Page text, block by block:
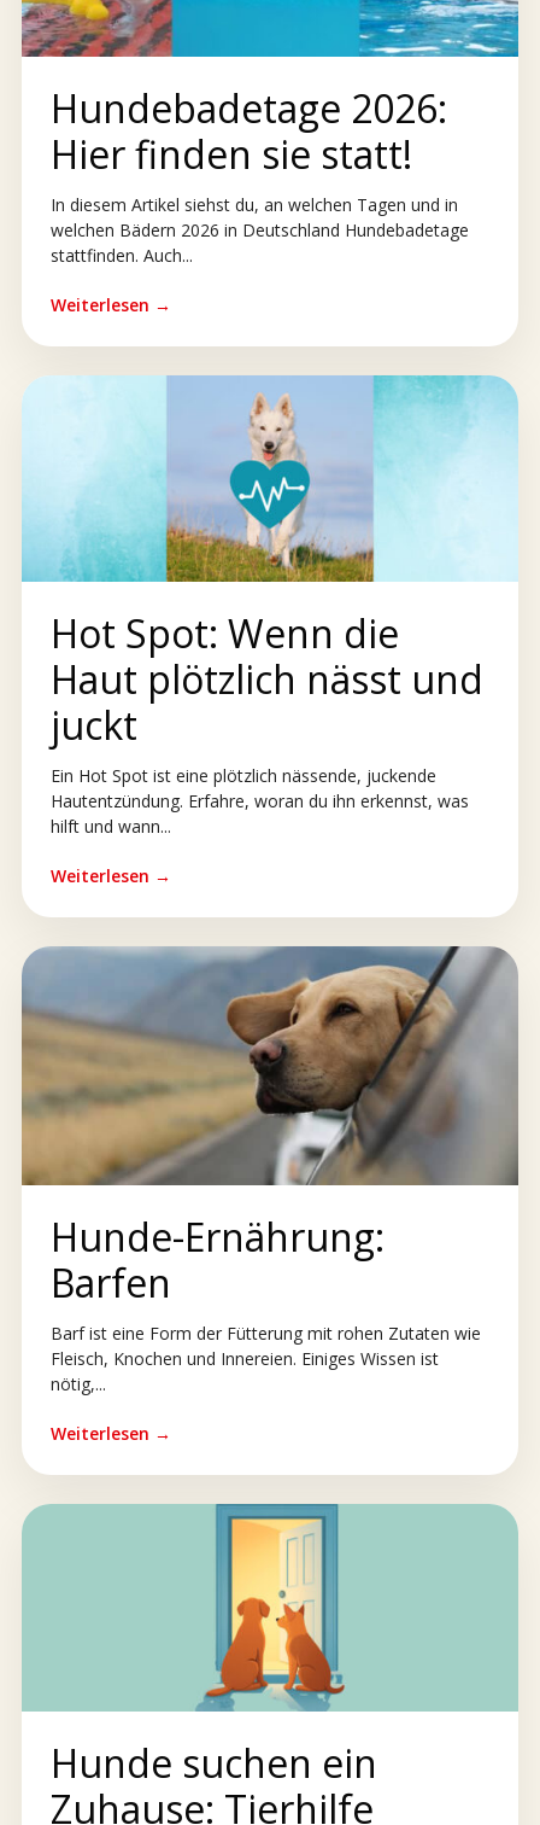
Hundebadetage 2026:
Hier finden sie statt!
In diesem Artikel siehst du, an welchen Tagen und in
welchen Bädern 2026 in Deutschland Hundebadetage
stattfinden. Auch...
Weiterlesen →
Hot Spot: Wenn die
Haut plötzlich nässt und
juckt
Ein Hot Spot ist eine plötzlich nässende, juckende
Hautentzündung. Erfahre, woran du ihn erkennst, was
hilft und wann...
Weiterlesen →
Hunde-Ernährung:
Barfen
Barf ist eine Form der Fütterung mit rohen Zutaten wie
Fleisch, Knochen und Innereien. Einiges Wissen ist
nötig,...
Weiterlesen →
Hunde suchen ein
Zuhause: Tierhilfe